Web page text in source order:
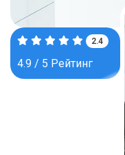
3.8
4.9 / 5 Рейтинг